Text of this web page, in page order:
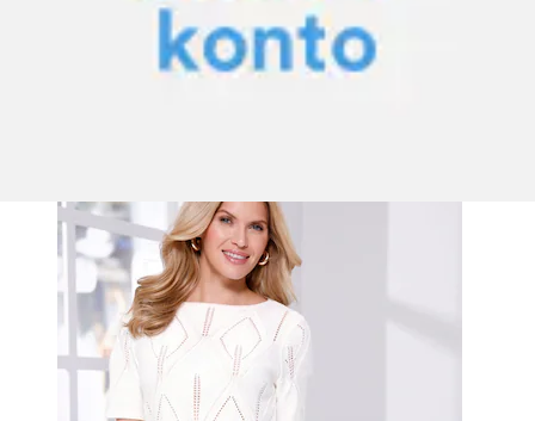
Farben
Kurzarmpullover »Ajour-Pullover«